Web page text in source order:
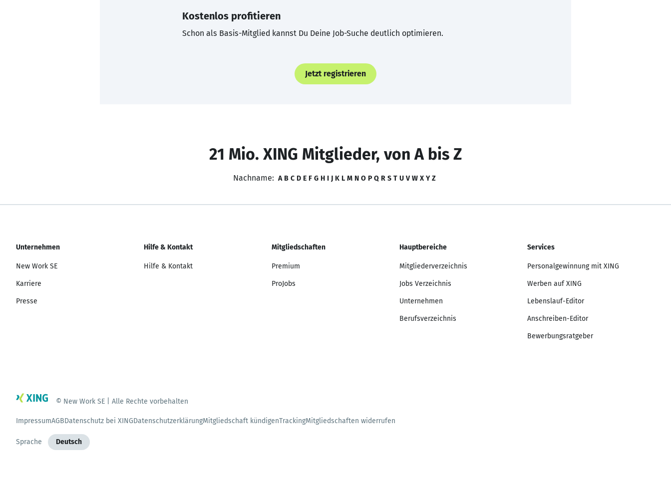
Kostenlos profitieren
Schon als Basis-Mitglied kannst Du Deine Job-Suche deutlich optimieren.
Jetzt registrieren
21 Mio. XING Mitglieder, von A bis Z
Nachname: A B C D E F G H I J K L M N O P Q R S T U V W X Y Z
Unternehmen
New Work SE
Karriere
Presse
Hilfe & Kontakt
Hilfe & Kontakt
Mitgliedschaften
Premium
ProJobs
Hauptbereiche
Mitgliederverzeichnis
Jobs Verzeichnis
Unternehmen
Berufsverzeichnis
Services
Personalgewinnung mit XING
Werben auf XING
Lebenslauf-Editor
Anschreiben-Editor
Bewerbungsratgeber
© New Work SE | Alle Rechte vorbehalten
ImpressumAGBDatenschutz bei XINGDatenschutzerklärungMitgliedschaft kündigenTrackingMitgliedschaften widerrufen
Sprache Deutsch